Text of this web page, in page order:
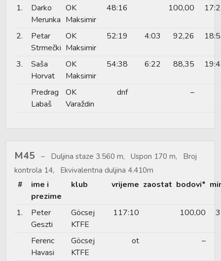
1.
Darko
Merunka
OK
Maksimir
48:16 100,00
2.
Petar
Strmečki
OK
Maksimir
52:19 4:03 92,26
3.
Saša
Horvat
OK
Maksimir
54:38 6:22 88,35
Predrag
Labaš
OK
Varaždin
dnf –
M45
Duljina staze 3.560 m, Uspon 170 m, Broj
kontrola 14, Ekvivalentna duljina 4.410m
#
ime i
prezime
klub vrijeme zaostat bodovi*
1.
Peter
Geszti
Göcsej
KTFE
117:10 100,00
Ferenc
Havasi
Göcsej
KTFE
ot –